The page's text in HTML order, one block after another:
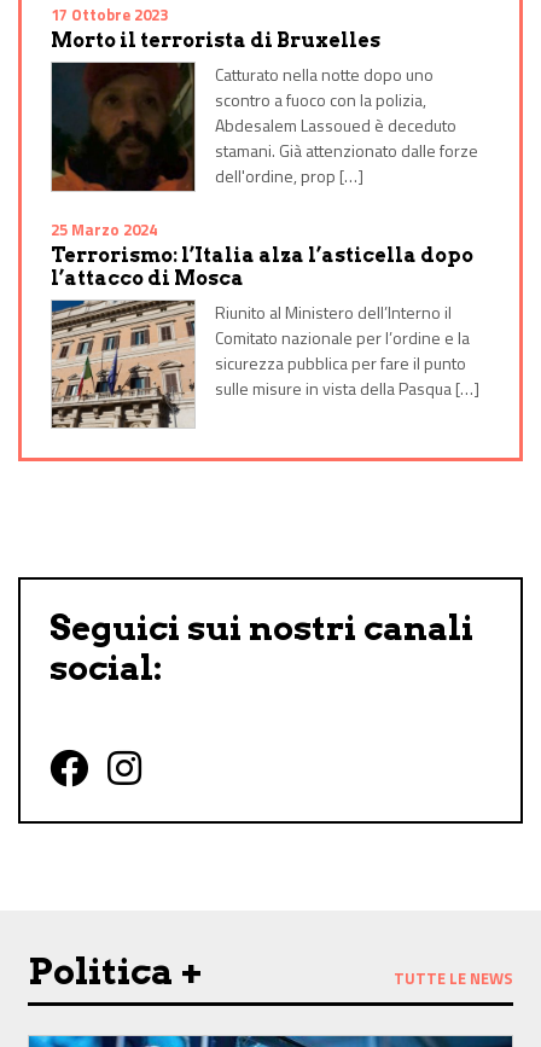
17 Ottobre 2023
Morto il terrorista di Bruxelles
Catturato nella notte dopo uno
scontro a fuoco con la polizia,
Abdesalem Lassoued è deceduto
stamani. Già attenzionato dalle forze
dell'ordine, prop […]
25 Marzo 2024
Terrorismo: l’Italia alza l’asticella dopo
l’attacco di Mosca
Riunito al Ministero dell’Interno il
Comitato nazionale per l’ordine e la
sicurezza pubblica per fare il punto
sulle misure in vista della Pasqua […]
Seguici sui nostri canali
social:
Follow us on Facebook
Follow us on Instagram
Politica + TUTTE LE NEWS